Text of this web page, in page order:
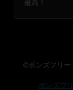
最高！
©ボンズフリー
ボンズフ